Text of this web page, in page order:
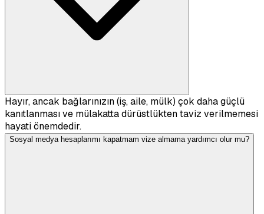
Hayır, ancak bağlarınızın (iş, aile, mülk) çok daha güçlü
kanıtlanması ve mülakatta dürüstlükten taviz verilmemesi
hayati önemdedir.
Sosyal medya hesaplarımı kapatmam vize almama yardımcı olur mu?